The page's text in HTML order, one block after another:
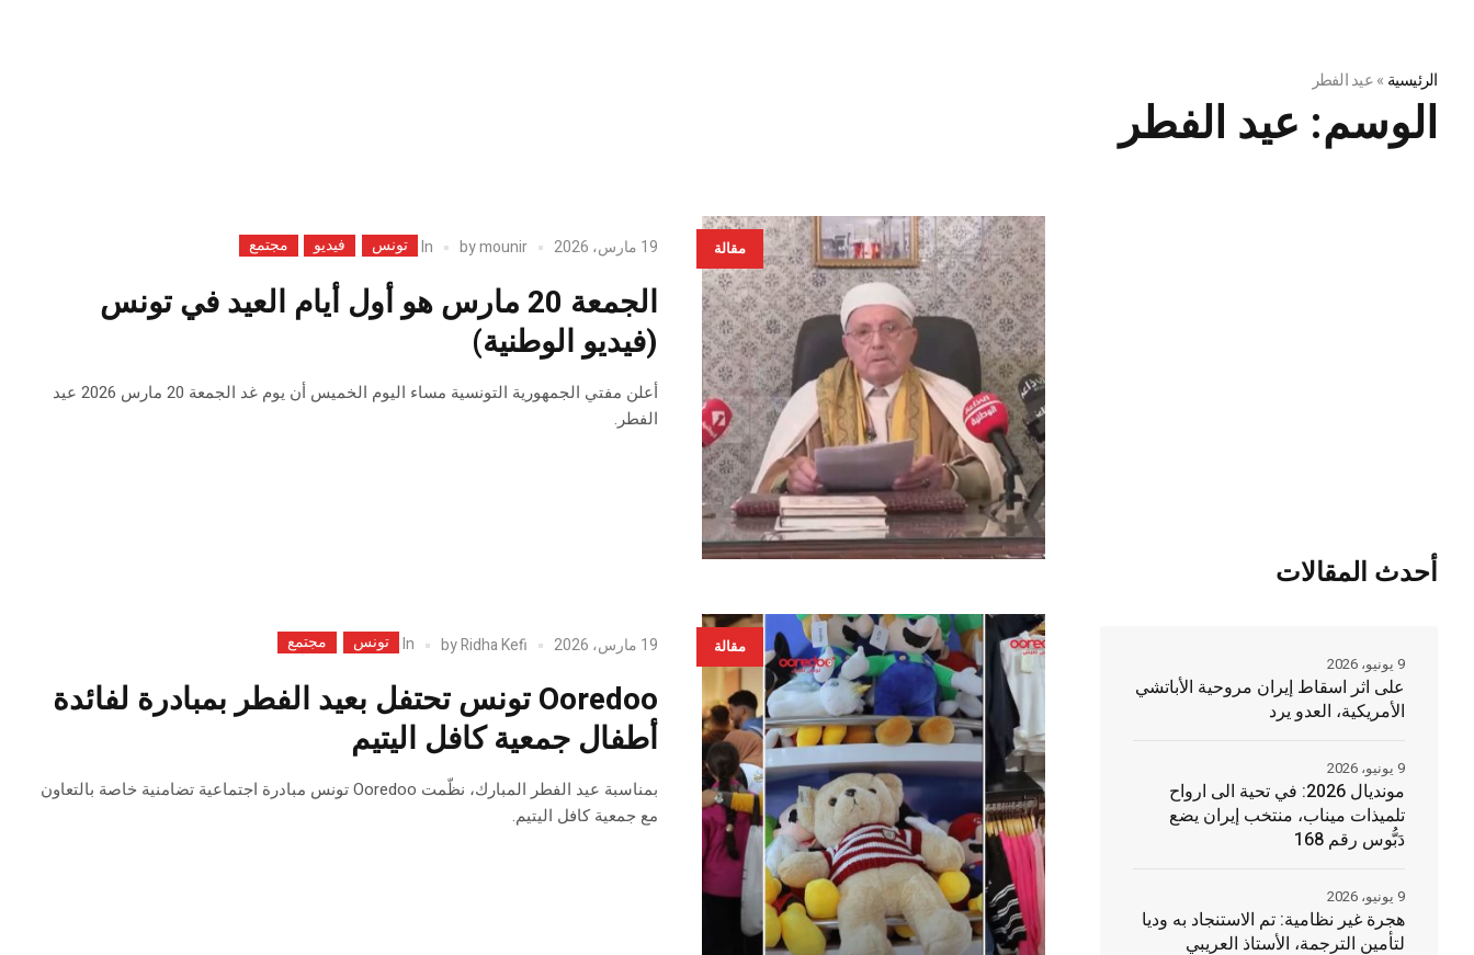
الرئيسية »عيد الفطر
الوسم: عيد الفطر
مقالة 19 مارس، 2026 bymounir
In تونس فيديو مجتمع
الجمعة 20 مارس هو أول أيام العيد في تونس
(فيديو الوطنية)
أعلن مفتي الجمهورية التونسية مساء اليوم الخميس أن يوم غد الجمعة 20 مارس 2026 عيد
الفطر.
مقالة 19 مارس، 2026 byRidha Kefi
In تونس مجتمع
Ooredoo تونس تحتفل بعيد الفطر بمبادرة لفائدة
أطفال جمعية كافل اليتيم
بمناسبة عيد الفطر المبارك، نظّمت Ooredoo تونس مبادرة اجتماعية تضامنية خاصة بالتعاون
مع جمعية كافل اليتيم.
أحدث المقالات
على اثر اسقاط إيران مروحية الأباتشي
الأمريكية، العدو يرد
9 يونيو، 2026
مونديال 2026: في تحية الى ارواح
تلميذات ميناب، منتخب إيران يضع
دَبُّوس رقم 168
9 يونيو، 2026
هجرة غير نظامية: تم الاستنجاد به وديا
لتأمين الترجمة، الأستاذ العريبي
9 يونيو، 2026